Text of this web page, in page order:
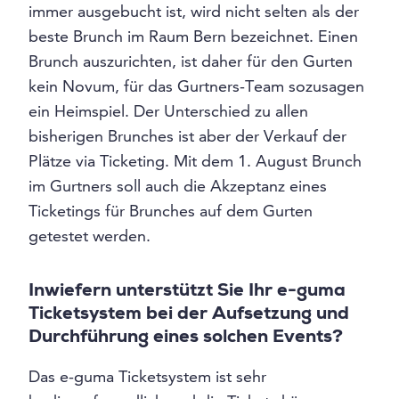
immer ausgebucht ist, wird nicht selten als der
beste Brunch im Raum Bern bezeichnet. Einen
Brunch auszurichten, ist daher für den Gurten
kein Novum, für das Gurtners-Team sozusagen
ein Heimspiel. Der Unterschied zu allen
bisherigen Brunches ist aber der Verkauf der
Plätze via Ticketing. Mit dem 1. August Brunch
im Gurtners soll auch die Akzeptanz eines
Ticketings für Brunches auf dem Gurten
getestet werden.
Inwiefern unterstützt Sie Ihr e-guma
Ticketsystem bei der Aufsetzung und
Durchführung eines solchen Events?
Das e-guma Ticketsystem ist sehr